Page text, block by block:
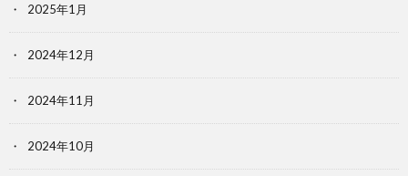
2025年1月
2024年12月
2024年11月
2024年10月